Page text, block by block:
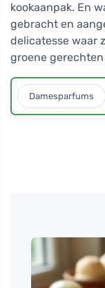
kookaanpak. En
gebracht en
delicatesse waar
groene
Damesparfums